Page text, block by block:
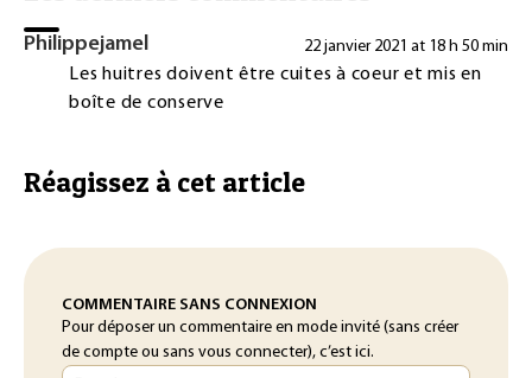
Philippejamel 22 janvier 2021 at 18 h 50 min
Les huitres doivent être cuites à coeur et mis en
boîte de conserve
Réagissez à cet article
COMMENTAIRE SANS CONNEXION
Pour déposer un commentaire en mode invité (sans créer
de compte ou sans vous connecter), c’est ici.